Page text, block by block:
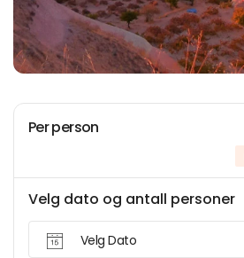
Per person
Velg dato og antall personer
Velg Dato